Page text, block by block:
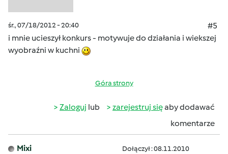
śr., 07/18/2012 - 20:40
#5
i mnie ucieszył konkurs - motywuje do działania i wiekszej
wyobraźni w kuchni
Góra strony
Zaloguj lub zarejestruj sięaby dodawać
komentarze
Mixi Dołączył : 08.11.2010